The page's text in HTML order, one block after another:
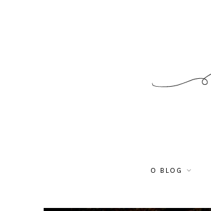
O BLOG